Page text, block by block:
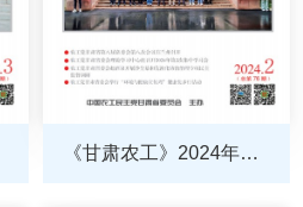
《甘肃农工》2024年第2